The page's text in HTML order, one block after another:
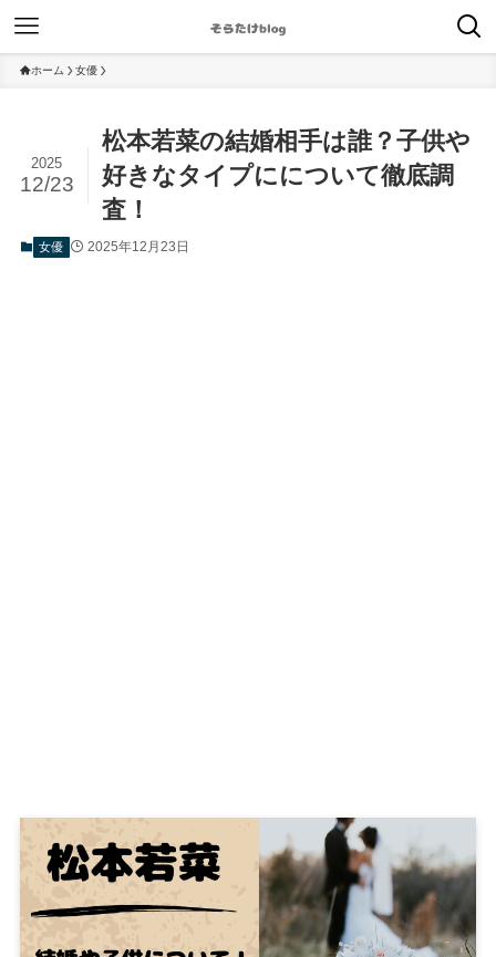
ホーム 女優
松本若菜の結婚相手は誰？子供や
好きなタイプにについて徹底調
査！
2025
12/23
女優 2025年12月23日